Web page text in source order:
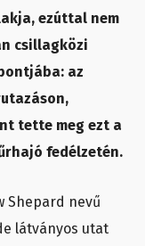
ezúttal nem
csillagközi
az
tette meg ezt a
fedélzetén.
Shepard nevű
látványos utat